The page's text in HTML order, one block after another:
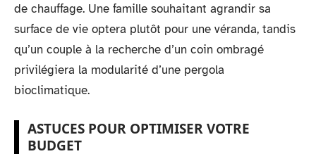
de chauffage. Une famille souhaitant agrandir sa
surface de vie optera plutôt pour une véranda, tandis
qu’un couple à la recherche d’un coin ombragé
privilégiera la modularité d’une pergola
bioclimatique.
ASTUCES POUR OPTIMISER VOTRE
BUDGET